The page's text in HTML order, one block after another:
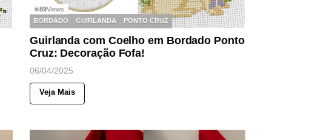
◉89Views
BORDADO
GUIRLANDA PONTO CRUZ
Guirlanda com Coelho em Bordado Ponto
Cruz: Decoração Fofa!
06/04/2025
Veja Mais